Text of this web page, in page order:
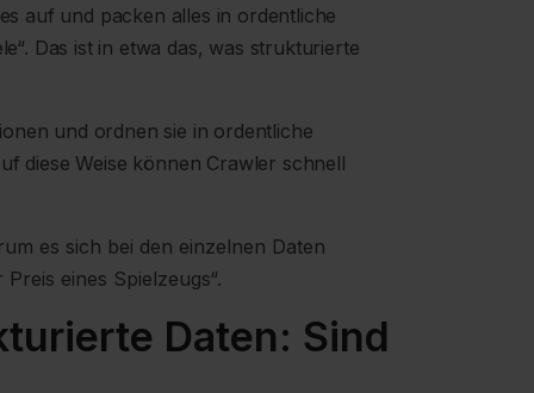
auf und packen alles in ordentliche
Das ist in etwa das, was strukturierte
und ordnen sie in ordentliche
diese Weise können Crawler schnell
es sich bei den einzelnen Daten
eines Spielzeugs“.
Daten: Sind